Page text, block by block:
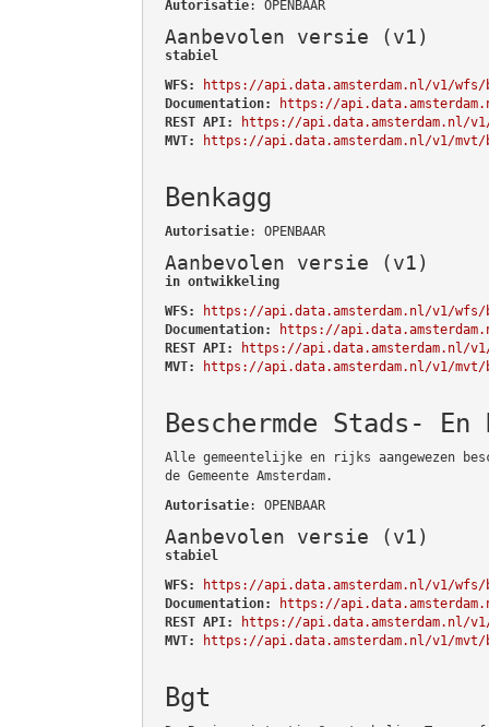
Autorisatie: OPENBAAR
Aanbevolen versie (v1)
stabiel
WFS:
https://api.data.amsterdam.nl/v1/wfs/
Documentation:
https://
REST API:
https://api.data.amsterdam.nl/
MVT:
https://api.data.amsterdam.nl/v1/mvt/
Benkagg
Autorisatie: OPENBAAR
Aanbevolen versie (v1)
in ontwikkeling
WFS:
https://api.data.amsterdam.nl/v1/wfs/
Documentation:
https://
REST API:
https://api.data.amsterdam.nl/v1/
MVT:
https://api.data.amsterdam.nl/v1/mvt/
Beschermde Stads-
Alle gemeentelijke en rijks aangewezen
de Gemeente Amsterdam.
Autorisatie: OPENBAAR
Aanbevolen versie (v1)
stabiel
WFS:
https://api.data.amsterdam.nl/v1/wfs/
Documentation:
https://
REST API:
https://api.data.amsterdam.nl/v1/
MVT:
https://api.data.amsterdam.nl/v1/mvt/
Bgt